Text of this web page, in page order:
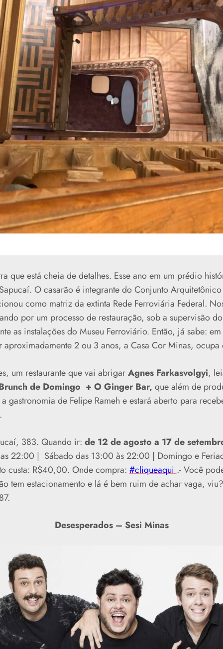
que está cheia de detalhes. Esse ano em um prédio
O casarão é integrante do Conjunto
como matriz da extinta Rede Ferroviária Federal.
por um processo de restauração, sob a supervisão
as instalações do Museu Ferroviário. Então, já sabe:
aproximadamente 2 ou 3 anos, a Casa Cor Minas, ocupa
um restaurante que vai abrigarAgnes Farkasvolgyi,
de Domingo + O Ginger Bar, que além de
gastronomia de Felipe Rameh e estará aberto para
383. Quando ir: de 12 de agosto a 17 de
22:00 | Sábado das 13:00 às 22:00 | Domingo e
custa: R$40,00. Onde compra: #cliqueaqui .- Você
tem estacionamento e lá é bem ruim de achar vaga,
Desesperados – Sesi Minas